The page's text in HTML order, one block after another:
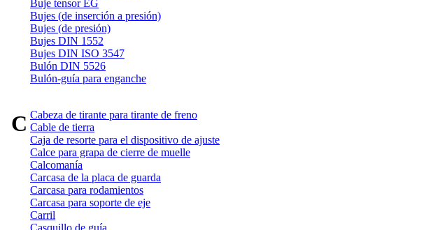
Buje tensor EG
Bujes (de inserción a presión)
Bujes (de presión)
Bujes DIN 1552
Bujes DIN ISO 3547
Bulón DIN 5526
Bulón-guía para enganche
CCabeza de tirante para tirante de freno
Cable de tierra
Caja de resorte para el dispositivo de ajuste
Calce para grapa de cierre de muelle
Calcomanía
Carcasa de la placa de guarda
Carcasa para rodamientos
Carcasa para soporte de eje
Carril
Casquillo de guía